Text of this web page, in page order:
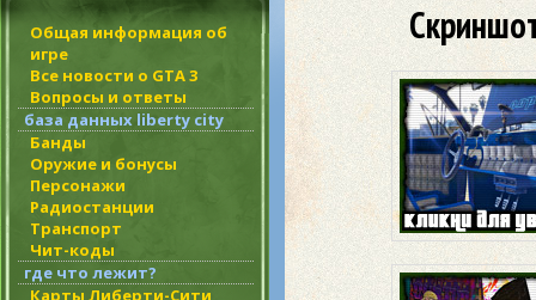
Общая информация об
игре
Все новости о GTA 3
Вопросы и ответы
база данных liberty city
Банды
Оружие и бонусы
Персонажи
Радиостанции
Транспорт
Чит-коды
где что лежит?
Карты Либерти-Сити